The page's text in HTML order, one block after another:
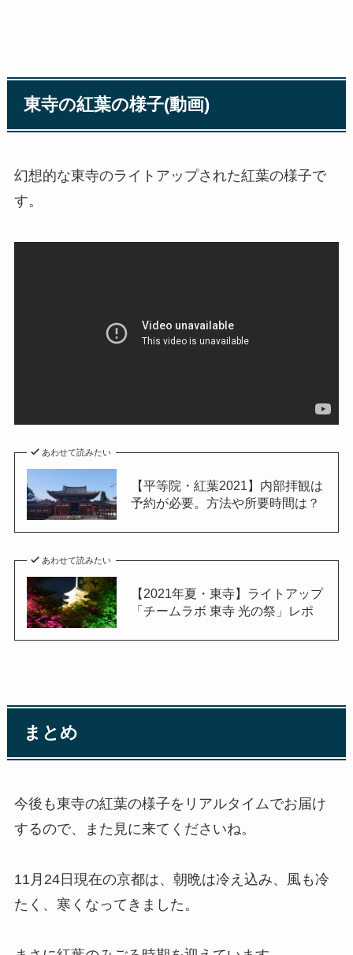
東寺の紅葉の様子(動画)
幻想的な東寺のライトアップされた紅葉の様子で
す。
あわせて読みたい
【平等院・紅葉2021】内部拝観は
予約が必要。方法や所要時間は？
あわせて読みたい
【2021年夏・東寺】ライトアップ
「チームラボ 東寺 光の祭」レポ
まとめ
今後も東寺の紅葉の様子をリアルタイムでお届け
するので、また見に来てくださいね。
11月24日現在の京都は、朝晩は冷え込み、風も冷
たく、寒くなってきました。